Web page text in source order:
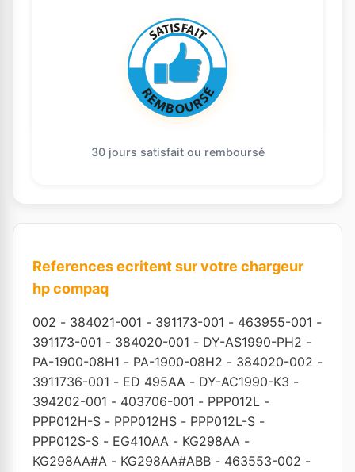
30 jours satisfait ou remboursé
References ecritent sur votre chargeur
hp compaq
002 - 384021-001 - 391173-001 - 463955-001 -
391173-001 - 384020-001 - DY-AS1990-PH2 -
PA-1900-08H1 - PA-1900-08H2 - 384020-002 -
3911736-001 - ED 495AA - DY-AC1990-K3 -
394202-001 - 403706-001 - PPP012L -
PPP012H-S - PPP012HS - PPP012L-S -
PPP012S-S - EG410AA - KG298AA -
KG298AA#A - KG298AA#ABB - 463553-002 -